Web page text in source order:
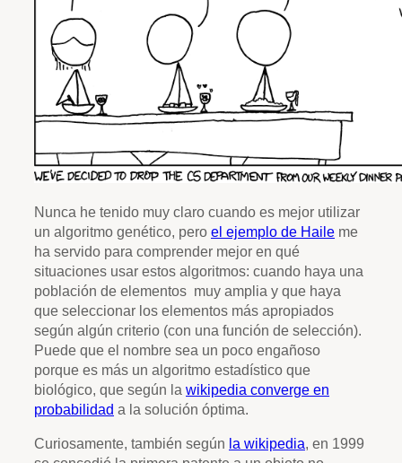
Nunca he tenido muy claro cuando es mejor utilizar
un algoritmo genético, pero el ejemplo de Haile me
ha servido para comprender mejor en qué
situaciones usar estos algoritmos: cuando haya una
población de elementos muy amplia y que haya
que seleccionar los elementos más apropiados
según algún criterio (con una función de selección).
Puede que el nombre sea un poco engañoso
porque es más un algoritmo estadístico que
biológico, que según la wikipedia converge en
probabilidad a la solución óptima.
Curiosamente, también según la wikipedia, en 1999